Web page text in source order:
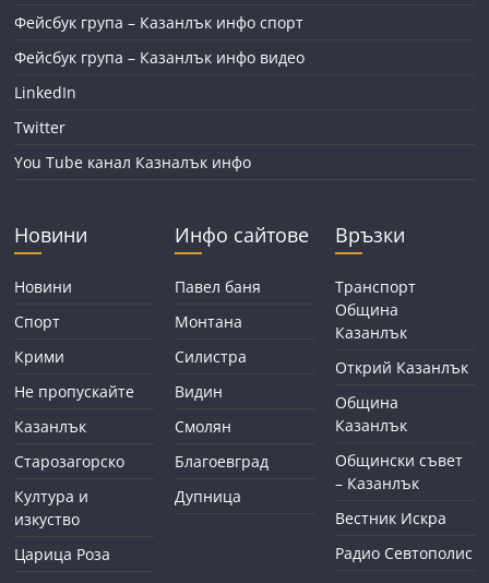
Фейсбук група – Казанлък инфо спорт
Фейсбук група – Казанлък инфо видео
LinkedIn
Twitter
You Tube канал Казналък инфо
Новини
Новини
Спорт
Крими
Не пропускайте
Казанлък
Старозагорско
Култура и
изкуство
Царица Роза
Инфо сайтове
Павел баня
Монтана
Силистра
Видин
Смолян
Благоевград
Дупница
Връзки
Транспорт
Община
Казанлък
Открий Казанлък
Община
Казанлък
Общински съвет
– Казанлък
Вестник Искра
Радио Севтополис